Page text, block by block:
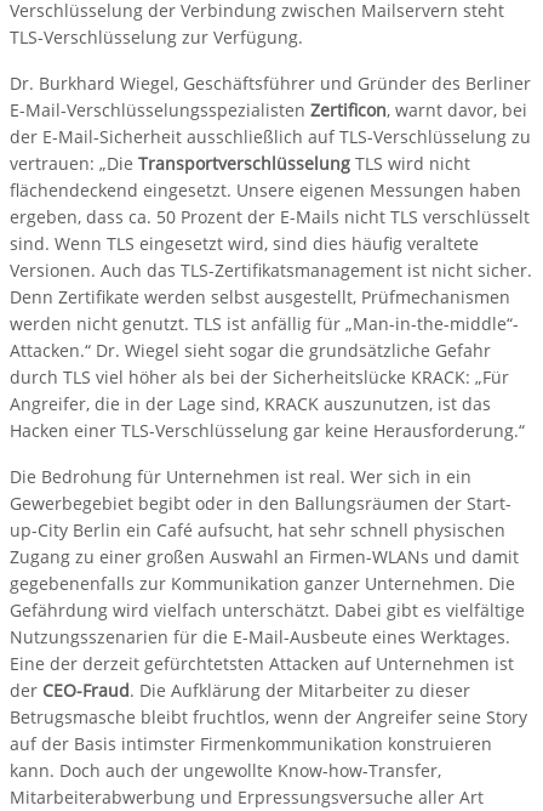
Verschlüsselung der Verbindung zwischen Mailservern steht
TLS-Verschlüsselung zur Verfügung.
Dr. Burkhard Wiegel, Geschäftsführer und Gründer des Berliner
E-Mail-Verschlüsselungsspezialisten Zertificon, warnt davor, bei
der E-Mail-Sicherheit ausschließlich auf TLS-Verschlüsselung zu
vertrauen: „Die Transportverschlüsselung TLS wird nicht
flächendeckend eingesetzt. Unsere eigenen Messungen haben
ergeben, dass ca. 50 Prozent der E-Mails nicht TLS verschlüsselt
sind. Wenn TLS eingesetzt wird, sind dies häufig veraltete
Versionen. Auch das TLS-Zertifikatsmanagement ist nicht sicher.
Denn Zertifikate werden selbst ausgestellt, Prüfmechanismen
werden nicht genutzt. TLS ist anfällig für „Man-in-the-middle“-
Attacken.“ Dr. Wiegel sieht sogar die grundsätzliche Gefahr
durch TLS viel höher als bei der Sicherheitslücke KRACK: „Für
Angreifer, die in der Lage sind, KRACK auszunutzen, ist das
Hacken einer TLS-Verschlüsselung gar keine Herausforderung.“
Die Bedrohung für Unternehmen ist real. Wer sich in ein
Gewerbegebiet begibt oder in den Ballungsräumen der Start-
up-City Berlin ein Café aufsucht, hat sehr schnell physischen
Zugang zu einer großen Auswahl an Firmen-WLANs und damit
gegebenenfalls zur Kommunikation ganzer Unternehmen. Die
Gefährdung wird vielfach unterschätzt. Dabei gibt es vielfältige
Nutzungsszenarien für die E-Mail-Ausbeute eines Werktages.
Eine der derzeit gefürchtetsten Attacken auf Unternehmen ist
der CEO-Fraud. Die Aufklärung der Mitarbeiter zu dieser
Betrugsmasche bleibt fruchtlos, wenn der Angreifer seine Story
auf der Basis intimster Firmenkommunikation konstruieren
kann. Doch auch der ungewollte Know-how-Transfer,
Mitarbeiterabwerbung und Erpressungsversuche aller Art